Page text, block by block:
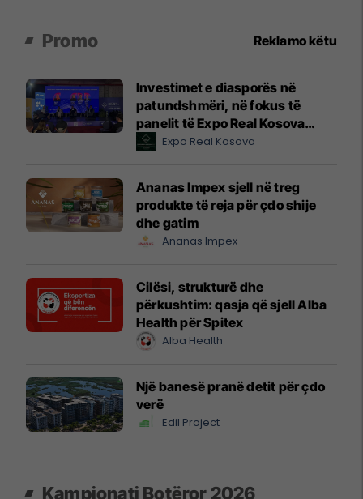
Promo Reklamo këtu
Investimet e diasporës në
patundshmëri, në fokus të
panelit të Expo Real Kosova
2026Expo Real Kosova
Ananas Impex sjell në treg
produkte të reja për çdo shije
dhe gatim
Ananas Impex
Cilësi, strukturë dhe
përkushtim: qasja që sjell Alba
Health për Spitex
Alba Health
Një banesë pranë detit për çdo
verë
Edil Project
Kampionati Botëror 2026